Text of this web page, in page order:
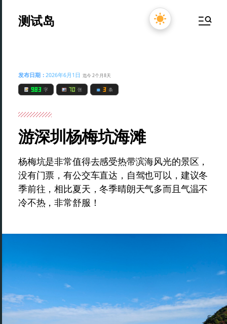
测试岛
发布日期：2026年6月1日 迄今 2个月8天
983 字 70 张 3 条
游深圳杨梅坑海滩
杨梅坑是非常值得去感受热带滨海风光的景区，
没有门票，有公交车直达，自驾也可以，建议冬
季前往，相比夏天，冬季晴朗天气多而且气温不
冷不热，非常舒服！